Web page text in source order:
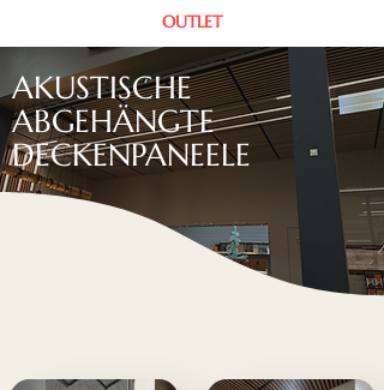
OUTLET
AKUSTISCHE
ABGEHÄNGTE
DECKENPANEELE